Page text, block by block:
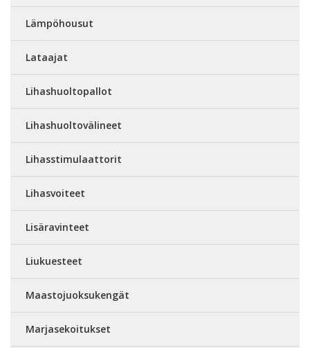
Lämpöhousut
Lataajat
Lihashuoltopallot
Lihashuoltovälineet
Lihasstimulaattorit
Lihasvoiteet
Lisäravinteet
Liukuesteet
Maastojuoksukengät
Marjasekoitukset